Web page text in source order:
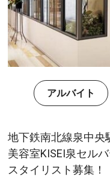
アルバイト
地下鉄南北線泉中央
美容室KISEI泉セル
スタイリスト募集！